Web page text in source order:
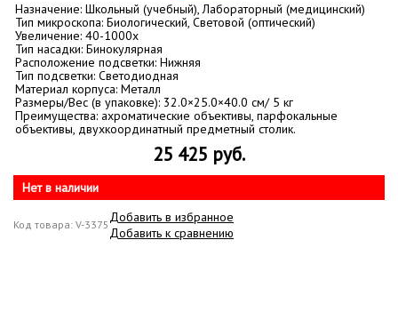
Назначение: Школьный (учебный), Лабораторный (медицинский)
Тип микроскопа: Биологический, Световой (оптический)
Увеличение: 40-1000х
Тип насадки: Бинокулярная
Расположение подсветки: Нижняя
Тип подсветки: Светодиодная
Материал корпуса: Металл
Размеры/Вес (в упаковке): 32.0×25.0×40.0 см/ 5 кг
Преимущества: ахроматические объективы, парфокальные
объективы, двухкоординатный предметный столик.
25 425 руб.
Нет в наличии
Код товара: V-3375 Добавить в избранное
Добавить к сравнению